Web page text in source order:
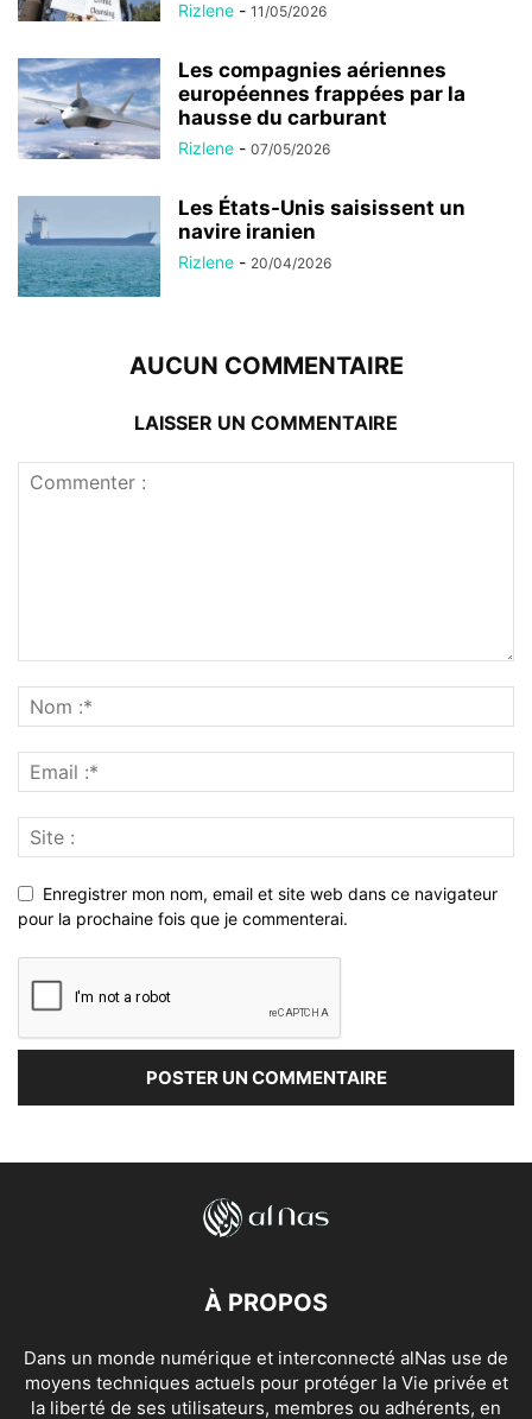
Rizlene - 11/05/2026
Les compagnies aériennes
européennes frappées par la
hausse du carburant
Rizlene - 07/05/2026
Les États-Unis saisissent un
navire iranien
Rizlene - 20/04/2026
AUCUN COMMENTAIRE
LAISSER UN COMMENTAIRE
Enregistrer mon nom, email et site web dans ce navigateur
pour la prochaine fois que je commenterai.
À PROPOS
Dans un monde numérique et interconnecté alNas use de
moyens techniques actuels pour protéger la Vie privée et
la liberté de ses utilisateurs, membres ou adhérents, en